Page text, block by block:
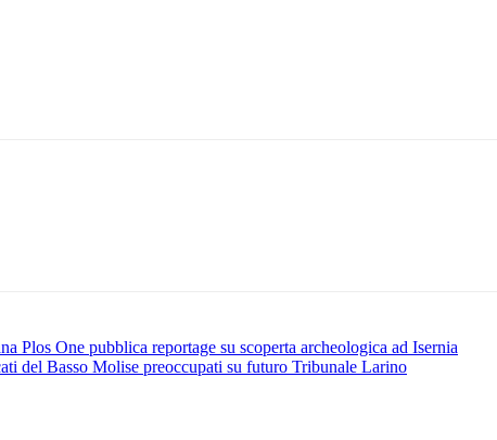
Plos One pubblica reportage su scoperta archeologica ad Isernia
del Basso Molise preoccupati su futuro Tribunale Larino